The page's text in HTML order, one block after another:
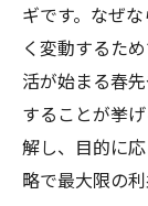
ギです。なぜ
く変動するた
活が始まる春
することが挙
解し、目的に
略で最大限の